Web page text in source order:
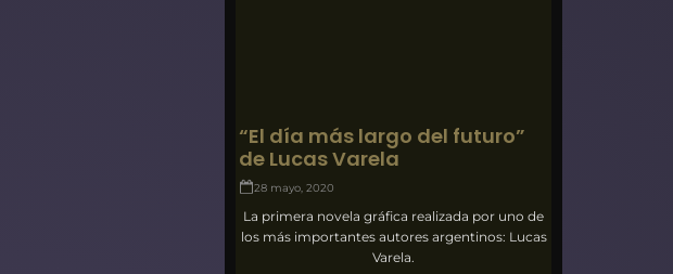
“El día más largo del futuro”
de Lucas Varela
28 mayo, 2020
La primera novela gráfica realizada por uno de
los más importantes autores argentinos: Lucas
Varela.